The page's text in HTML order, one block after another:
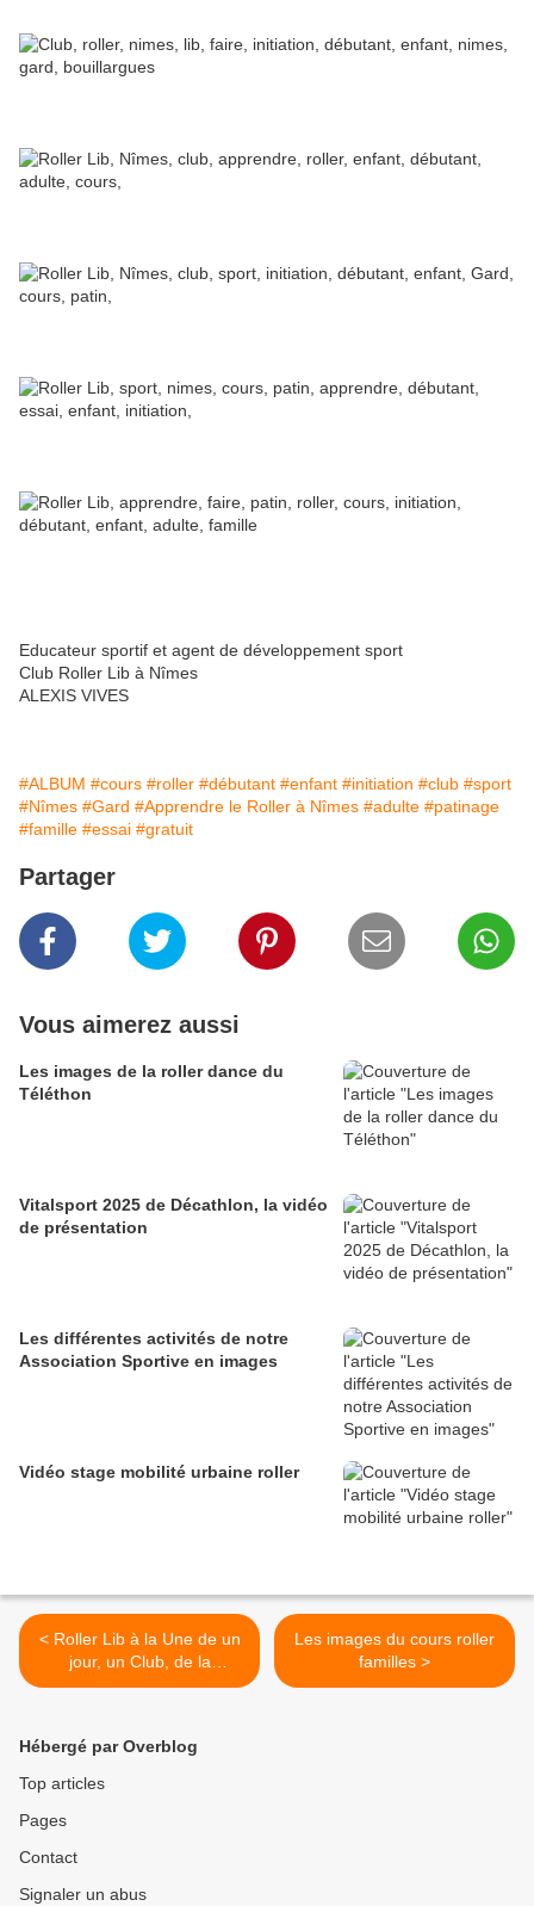
Educateur sportif et agent de développement sport
Club Roller Lib à Nîmes
ALEXIS VIVES
#ALBUM #cours #roller #débutant #enfant #initiation #club #sport
#Nîmes #Gard #Apprendre le Roller à Nîmes #adulte #patinage
#famille #essai #gratuit
Partager
Vous aimerez aussi
Les images de la roller dance du
Téléthon
Vitalsport 2025 de Décathlon, la vidéo
de présentation
Les différentes activités de notre
Association Sportive en images
Vidéo stage mobilité urbaine roller
< Roller Lib à la Une de un
jour, un Club, de la
Fédération Française Roller
Les images du cours roller
familles >
Hébergé par Overblog
Top articles
Pages
Contact
Signaler un abus